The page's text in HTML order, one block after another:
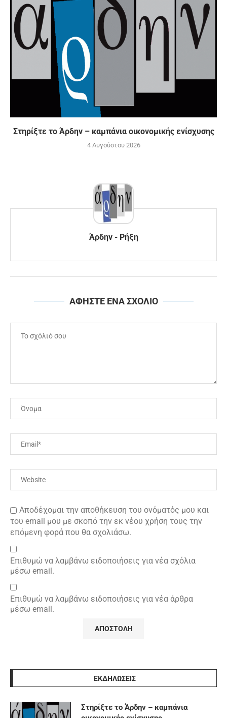
Στηρίξτε το Άρδην – καμπάνια οικονομικής ενίσχυσης
4 Αυγούστου 2026
Άρδην - Ρήξη
ΑΦΗΣΤΕ ΕΝΑ ΣΧΟΛΙΟ
Αποδέχομαι την αποθήκευση του ονόματός μου και
του email μου με σκοπό την εκ νέου χρήση τους την
επόμενη φορά που θα σχολιάσω.
Επιθυμώ να λαμβάνω ειδοποιήσεις για νέα σχόλια
μέσω email.
Επιθυμώ να λαμβάνω ειδοποιήσεις για νέα άρθρα
μέσω email.
ΕΚΔΗΛΩΣΕΙΣ
Στηρίξτε το Άρδην – καμπάνια